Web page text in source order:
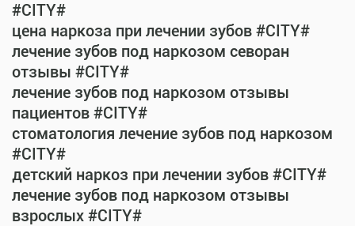
#CITY#
цена наркоза при лечении зубов #CITY#
лечение зубов под наркозом севоран
отзывы #CITY#
лечение зубов под наркозом отзывы
пациентов #CITY#
стоматология лечение зубов под наркозом
#CITY#
детский наркоз при лечении зубов #CITY#
лечение зубов под наркозом отзывы
взрослых #CITY#